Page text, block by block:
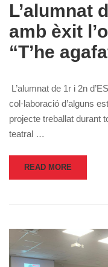
L’alumnat
amb èxit
“T’he
L’alumnat de 1r i 2n
col·laboració d’alguns
projecte treballat durant
teatral …
READ MORE